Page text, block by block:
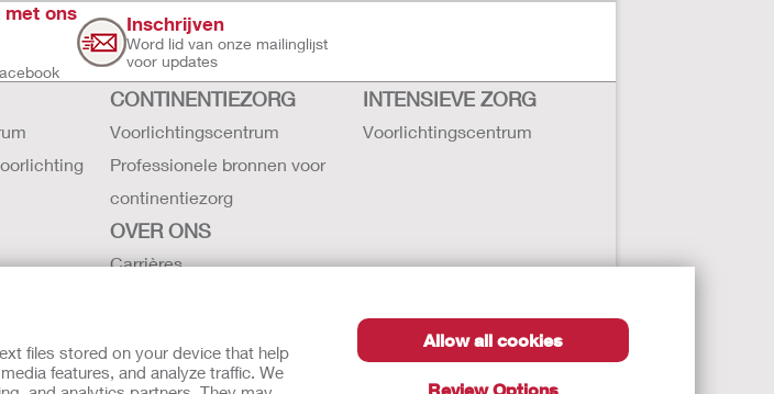
files stored on your device that help
features, and analyze traffic. We
Allow all cookies
Review Options
ons
Inschrijven
Word lid van onze mailinglijst
voor updates
CONTINENTIEZORG
Voorlichtingscentrum
Professionele bronnen voor
continentiezorg
INTENSIEVE ZORG
Voorlichtingscentrum
OVER ONS
Carrières
De geschiedenis van Hollister